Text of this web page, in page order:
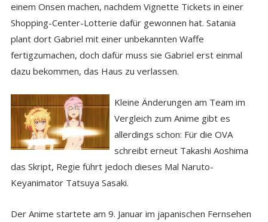
einem Onsen machen, nachdem Vignette Tickets in einer
Shopping-Center-Lotterie dafür gewonnen hat. Satania
plant dort Gabriel mit einer unbekannten Waffe
fertigzumachen, doch dafür muss sie Gabriel erst einmal
dazu bekommen, das Haus zu verlassen.
Kleine Änderungen am Team im
Vergleich zum Anime gibt es
allerdings schon: Für die OVA
schreibt erneut Takashi Aoshima
das Skript, Regie führt jedoch dieses Mal Naruto-
Keyanimator Tatsuya Sasaki.
Der Anime startete am 9. Januar im japanischen Fernsehen